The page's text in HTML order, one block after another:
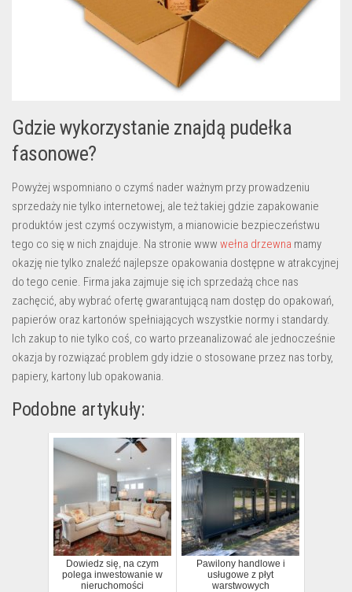
Gdzie wykorzystanie znajdą pudełka
fasonowe?
Powyżej wspomniano o czymś nader ważnym przy prowadzeniu
sprzedaży nie tylko internetowej, ale też takiej gdzie zapakowanie
produktów jest czymś oczywistym, a mianowicie bezpieczeństwu
tego co się w nich znajduje. Na stronie www wełna drzewna mamy
okazję nie tylko znaleźć najlepsze opakowania dostępne w atrakcyjnej
do tego cenie. Firma jaka zajmuje się ich sprzedażą chce nas
zachęcić, aby wybrać ofertę gwarantującą nam dostęp do opakowań,
papierów oraz kartonów spełniających wszystkie normy i standardy.
Ich zakup to nie tylko coś, co warto przeanalizować ale jednocześnie
okazja by rozwiązać problem gdy idzie o stosowane przez nas torby,
papiery, kartony lub opakowania.
Podobne artykuły:
Dowiedz się, na czym
polega inwestowanie w
nieruchomości
Pawilony handlowe i
usługowe z płyt
warstwowych